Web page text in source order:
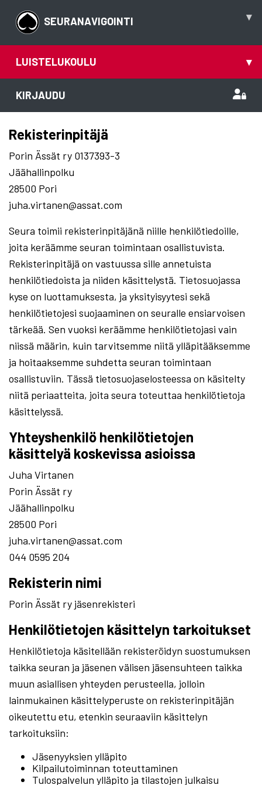
SEURANAVIGOINTI ▾
LUISTELUKOULU ▾
KIRJAUDU
Rekisterinpitäjä
Porin Ässät ry 0137393-3
Jäähallinpolku
28500 Pori
juha.virtanen@assat.com
Seura toimii rekisterinpitäjänä niille henkilötiedoille,
joita keräämme seuran toimintaan osallistuvista.
Rekisterinpitäjä on vastuussa sille annetuista
henkilötiedoista ja niiden käsittelystä. Tietosuojassa
kyse on luottamuksesta, ja yksityisyytesi sekä
henkilötietojesi suojaaminen on seuralle ensiarvoisen
tärkeää. Sen vuoksi keräämme henkilötietojasi vain
niissä määrin, kuin tarvitsemme niitä ylläpitääksemme
ja hoitaaksemme suhdetta seuran toimintaan
osallistuviin. Tässä tietosuojaselosteessa on käsitelty
niitä periaatteita, joita seura toteuttaa henkilötietoja
käsittelyssä.
Yhteyshenkilö henkilötietojen
käsittelyä koskevissa asioissa
Juha Virtanen
Porin Ässät ry
Jäähallinpolku
28500 Pori
juha.virtanen@assat.com
044 0595 204
Rekisterin nimi
Porin Ässät ry jäsenrekisteri
Henkilötietojen käsittelyn tarkoitukset
Henkilötietoja käsitellään rekisteröidyn suostumuksen
taikka seuran ja jäsenen välisen jäsensuhteen taikka
muun asiallisen yhteyden perusteella, jolloin
lainmukainen käsittelyperuste on rekisterinpitäjän
oikeutettu etu, etenkin seuraaviin käsittelyn
tarkoituksiin:
Jäsenyyksien ylläpito
Kilpailutoiminnan toteuttaminen
Tulospalvelun ylläpito ja tilastojen julkaisu